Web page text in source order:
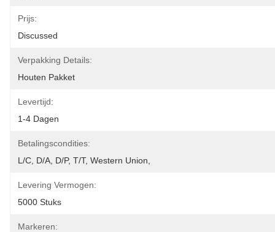
Prijs:
Discussed
Verpakking Details:
Houten Pakket
Levertijd:
1-4 Dagen
Betalingscondities:
L/C, D/A, D/P, T/T, Western Union,
Levering Vermogen:
5000 Stuks
Markeren: